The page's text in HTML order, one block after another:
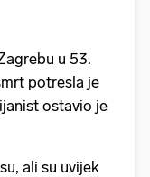
u 53.
potresla je
ostavio je
ali su uvijek